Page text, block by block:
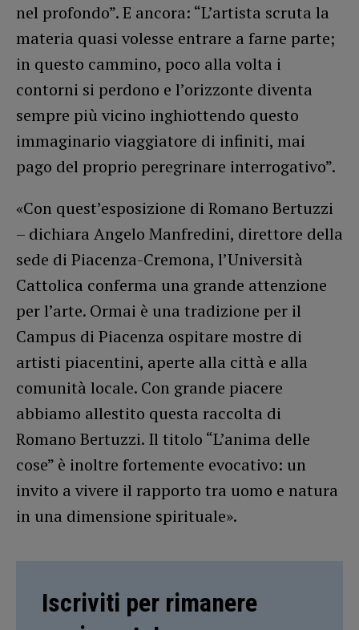
nel profondo”. E ancora: “L’artista scruta la
materia quasi volesse entrare a farne parte;
in questo cammino, poco alla volta i
contorni si perdono e l’orizzonte diventa
sempre più vicino inghiottendo questo
immaginario viaggiatore di infiniti, mai
pago del proprio peregrinare interrogativo”.
«Con quest’esposizione di Romano Bertuzzi
– dichiara Angelo Manfredini, direttore della
sede di Piacenza-Cremona, l’Università
Cattolica conferma una grande attenzione
per l’arte. Ormai è una tradizione per il
Campus di Piacenza ospitare mostre di
artisti piacentini, aperte alla città e alla
comunità locale. Con grande piacere
abbiamo allestito questa raccolta di
Romano Bertuzzi. Il titolo “L’anima delle
cose” è inoltre fortemente evocativo: un
invito a vivere il rapporto tra uomo e natura
in una dimensione spirituale».
Iscriviti per rimanere